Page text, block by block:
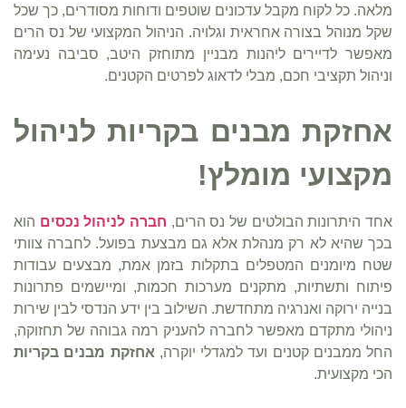
מלאה. כל לקוח מקבל עדכונים שוטפים ודוחות מסודרים, כך שכל
שקל מנוהל בצורה אחראית וגלויה. הניהול המקצועי של נס הרים
מאפשר לדיירים ליהנות מבניין מתוחזק היטב, סביבה נעימה
וניהול תקציבי חכם, מבלי לדאוג לפרטים הקטנים.
אחזקת מבנים בקריות לניהול
מקצועי מומלץ!
אחד היתרונות הבולטים של נס הרים, חברה לניהול נכסים הוא
בכך שהיא לא רק מנהלת אלא גם מבצעת בפועל. לחברה צוותי
שטח מיומנים המטפלים בתקלות בזמן אמת, מבצעים עבודות
פיתוח ותשתיות, מתקנים מערכות חכמות, ומיישמים פתרונות
בנייה ירוקה ואנרגיה מתחדשת. השילוב בין ידע הנדסי לבין שירות
ניהולי מתקדם מאפשר לחברה להעניק רמה גבוהה של תחזוקה,
החל ממבנים קטנים ועד למגדלי יוקרה, אחזקת מבנים בקריות
הכי מקצועית.